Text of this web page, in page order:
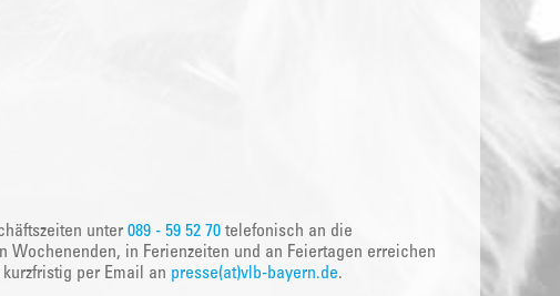
unter 089 - 59 52 70 telefonisch an die
Wochenenden, in Ferienzeiten und an Feiertagen erreichen
per Email an presse(at)vlb-bayern.de.